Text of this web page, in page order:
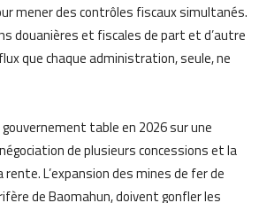
mener des contrôles fiscaux simultanés.
douanières et fiscales de part et d’autre
que chaque administration, seule, ne
table en 2026 sur une
de plusieurs concessions et la
L’expansion des mines de fer de
de Baomahun, doivent gonfler les